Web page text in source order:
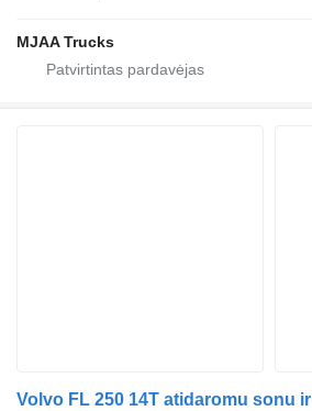
MJAA Trucks
Volvo FL 250 14T atidaromu sonu